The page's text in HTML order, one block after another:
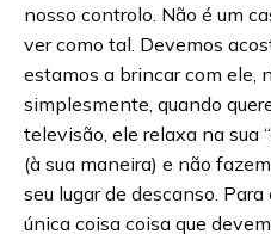
nosso controlo. Não é um
ver como tal. Devemos
estamos a brincar com ele,
simplesmente, quando
televisão, ele relaxa na sua
(à sua maneira) e não
seu lugar de descanso.
única coisa coisa que